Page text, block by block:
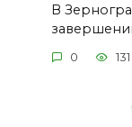
В
0 131